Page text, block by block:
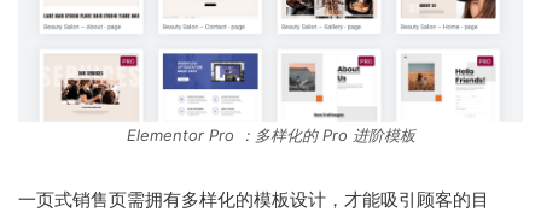
Elementor Pro ：多样化的 Pro 进阶模板
一页式销售页需拥有多样化的模板设计，才能吸引顾客的目